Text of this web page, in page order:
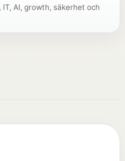
AI, growth, säkerhet och